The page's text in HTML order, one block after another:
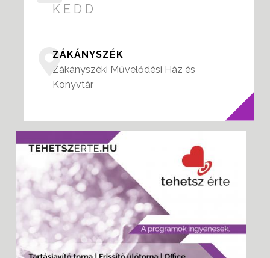
KEDD
ZÁKÁNYSZÉK
Zákányszéki Művelődési Ház és
Könyvtár